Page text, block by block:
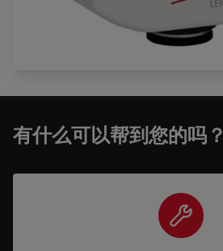
有什么可以帮到您的吗？